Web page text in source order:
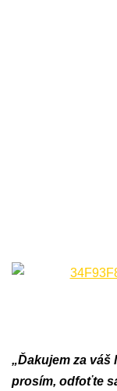
„Ďakujem za váš
prosím, odfoťte